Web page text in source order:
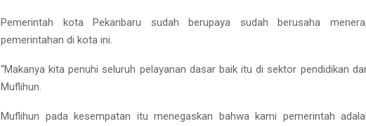
Pemerintah kota Pekanbaru sudah berupaya sudah berusaha
pemerintahan di kota ini.
“Makanya kita penuhi seluruh pelayanan dasar baik itu di sektor pendidikan
Muflihun.
Muflihun pada kesempatan itu menegaskan bahwa kami pemerintah